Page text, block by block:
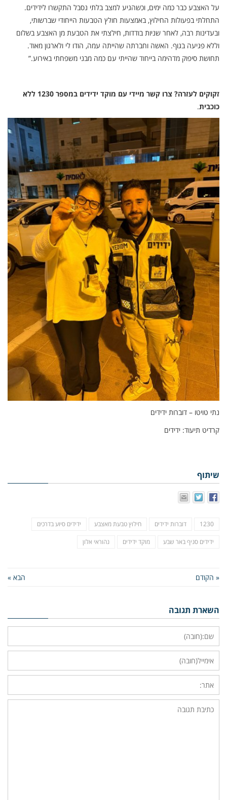
על האצבע כבר כמה ימים, וכשהגיע למצב בלתי נסבל התקשרו לידידים.
התחלתי בפעולות החילוץ, באמצעות חולץ הטבעות הייחודי שברשותי,
ובעדינות רבה, לאחר שניות בודדות, חילצתי את הטבעת מן האצבע בשלום
וללא פגיעה בגוף. האשה וחברתה שהייתה עמה, הודו לי ולארגון מאוד.
תחושת סיפוק מדהימה בייחוד שהייתי עם כמה מבני משפחתי באירוע.”
זקוקים לעזרה? צרו קשר מיידי עם מוקד ידידים במספר 1230 ללא
כוכבית.
נתי טויטו – דוברות ידידים
קרדיט תיעוד: ידידים
שיתוף
1230 דוברות ידידים חילוץ טבעת מאצבע ידידים סיוע בדרכים
ידידים סניף באר שבע מוקד ידידים נהוראי אלון
« הקודם הבא »
השארת תגובה